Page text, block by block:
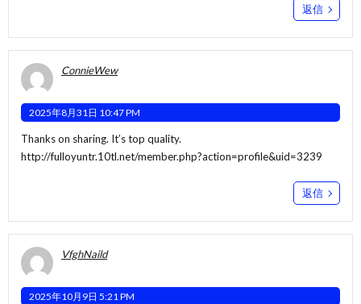
返信
ConnieWew
2025年8月31日 10:47 PM
Thanks on sharing. It’s top quality.
http://fulloyuntr.10tl.net/member.php?action=profile&uid=3239
返信
VfghNaild
2025年10月9日 5:21 PM